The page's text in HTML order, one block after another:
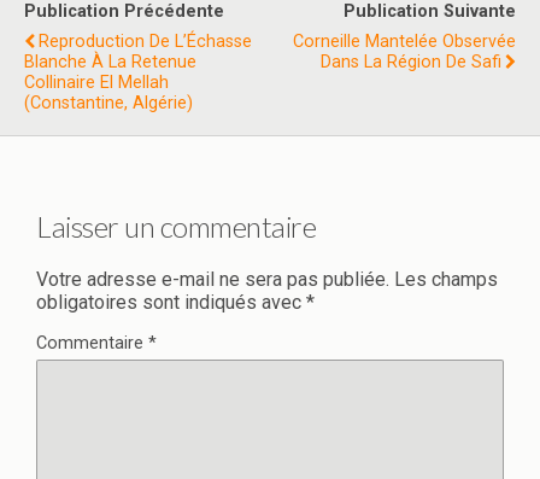
Publication Précédente
Reproduction De L’Échasse
Blanche À La Retenue
Collinaire El Mellah
(Constantine, Algérie)
Publication Suivante
Corneille Mantelée Observée
Dans La Région De Safi
Laisser un commentaire
Votre adresse e-mail ne sera pas publiée. Les champs
obligatoires sont indiqués avec *
Commentaire *